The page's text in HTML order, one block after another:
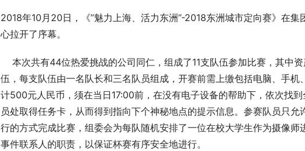
2018年10月20日，《”魅力上海、活力东洲”-2018东洲城市定向赛》在
心拉开了序幕。
本次共有44位热爱挑战的公司同仁，组成了11支队伍参加比赛，其中
伍，每支队伍由一名队长和三名队员组成，开赛前需上缴包括电脑、手
计500元人民币，须在当日17:00前，在没有电子设备的帮助下，依次找
员处取得任务卡，从而得到指向下个神秘地点的提示信息。参赛队员只
行的方式完成比赛，组委会为每队随机安排了一位在校大学生作为摄像
事件联系人的职责，以保证杯赛有序安全地进行。